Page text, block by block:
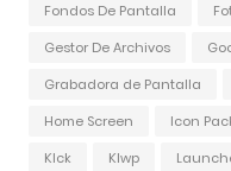
Fondos De Pantalla
Gestor De Archivos
Grabadora de Pantalla
Home Screen
Icon
Klck
Klwp